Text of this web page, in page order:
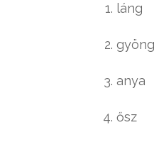
láng
anya
ősz